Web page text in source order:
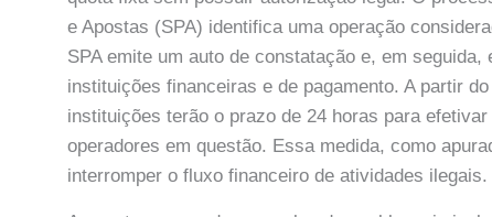
e Apostas (SPA) identifica uma operação
SPA emite um auto de constatação e, em
instituições financeiras e de pagamento. A partir
instituições terão o prazo de 24 horas para
operadores em questão. Essa medida, como
interromper o fluxo financeiro de atividades ilegais.